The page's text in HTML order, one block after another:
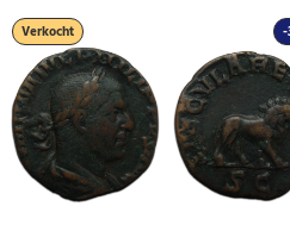
-
Verkocht